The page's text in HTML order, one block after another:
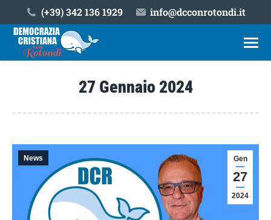
(+39) ‎342 136 1929 info@dcconrotondi.it
27 Gennaio 2024
Gen
27
2024
News